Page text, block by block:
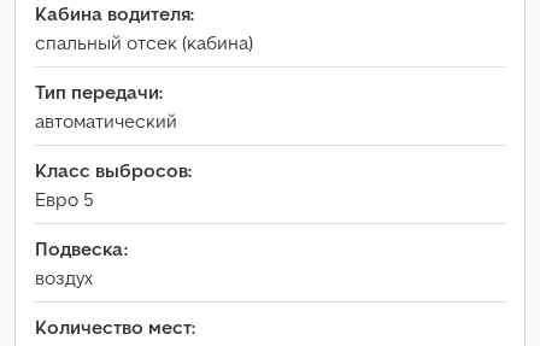
Кабина водителя:
спальный отсек (кабина)
Тип передачи:
автоматический
Класс выбросов:
Евро 5
Подвеска:
воздух
Количество мест: